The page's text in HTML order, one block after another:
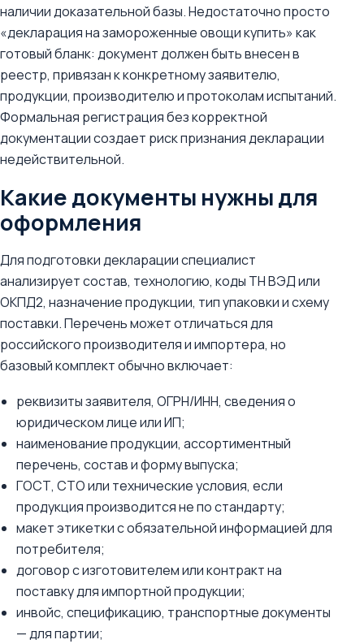
наличии доказательной базы. Недостаточно просто
«декларация на замороженные овощи купить» как
готовый бланк: документ должен быть внесен в
реестр, привязан к конкретному заявителю,
продукции, производителю и протоколам испытаний.
Формальная регистрация без корректной
документации создает риск признания декларации
недействительной.
Какие документы нужны для
оформления
Для подготовки декларации специалист
анализирует состав, технологию, коды ТН ВЭД или
ОКПД2, назначение продукции, тип упаковки и схему
поставки. Перечень может отличаться для
российского производителя и импортера, но
базовый комплект обычно включает:
реквизиты заявителя, ОГРН/ИНН, сведения о
юридическом лице или ИП;
наименование продукции, ассортиментный
перечень, состав и форму выпуска;
ГОСТ, СТО или технические условия, если
продукция производится не по стандарту;
макет этикетки с обязательной информацией для
потребителя;
договор с изготовителем или контракт на
поставку для импортной продукции;
инвойс, спецификацию, транспортные документы
— для партии;